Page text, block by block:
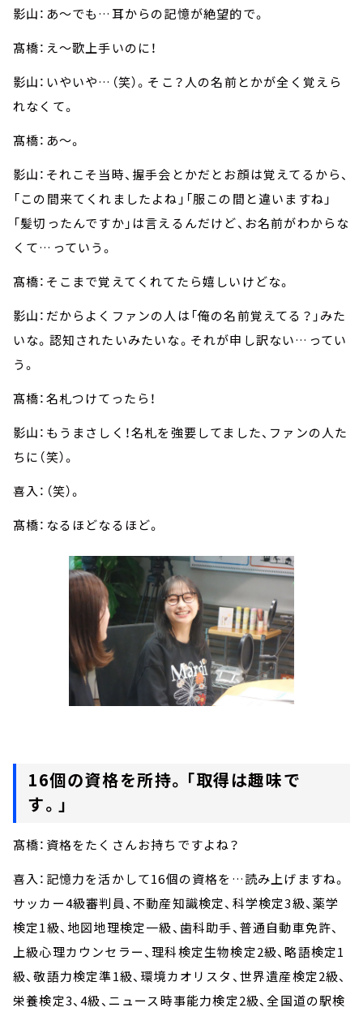
影山：あ～でも…耳からの記憶が絶望的で。
髙橋：え～歌上手いのに！
影山：いやいや…（笑）。そこ？人の名前とかが全く覚えら
れなくて。
髙橋：あ～。
影山：それこそ当時、握手会とかだとお顔は覚えてるから、
「この間来てくれましたよね」「服この間と違いますね」
「髪切ったんですか」は言えるんだけど、お名前がわからな
くて…っていう。
髙橋：そこまで覚えてくれてたら嬉しいけどな。
影山：だからよくファンの人は「俺の名前覚えてる？」みた
いな。認知されたいみたいな。それが申し訳ない…ってい
う。
髙橋：名札つけてったら！
影山：もうまさしく！名札を強要してました、ファンの人た
ちに（笑）。
喜入：（笑）。
髙橋：なるほどなるほど。
16個の資格を所持。「取得は趣味で
す。」
髙橋：資格をたくさんお持ちですよね？
喜入：記憶力を活かして16個の資格を…読み上げますね。
サッカー4級審判員、不動産知識検定、科学検定3級、薬学
検定1級、地図地理検定一級、歯科助手、普通自動車免許、
上級心理カウンセラー、理科検定生物検定2級、略語検定1
級、敬語力検定準1級、環境カオリスタ、世界遺産検定2級、
栄養検定3、4級、ニュース時事能力検定2級、全国道の駅検